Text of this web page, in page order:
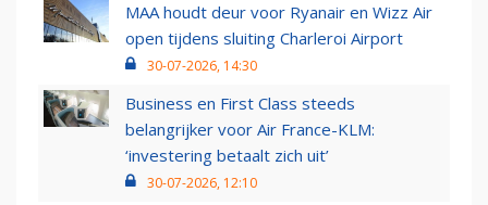
MAA houdt deur voor Ryanair en Wizz Air
open tijdens sluiting Charleroi Airport
30-07-2026, 14:30
Business en First Class steeds
belangrijker voor Air France-KLM:
‘investering betaalt zich uit’
30-07-2026, 12:10